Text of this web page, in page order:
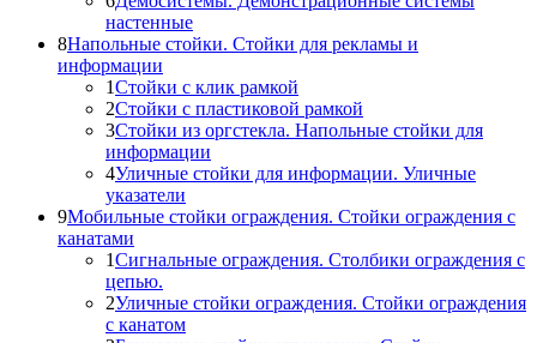
настенные
8Напольные стойки. Стойки для рекламы и
информации
1Стойки с клик рамкой
2Стойки с пластиковой рамкой
3Стойки из оргстекла. Напольные стойки для
информации
4Уличные стойки для информации. Уличные
указатели
9Мобильные стойки ограждения. Стойки ограждения с
канатами
1Сигнальные ограждения. Столбики ограждения с
цепью.
2Уличные стойки ограждения. Стойки ограждения
с канатом